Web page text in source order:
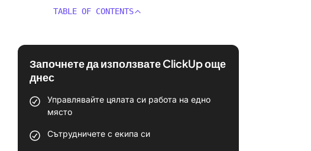
TABLE OF CONTENTS
Започнете да използвате ClickUp още
днес
Управлявайте цялата си работа на едно
място
Сътрудничете с екипа си